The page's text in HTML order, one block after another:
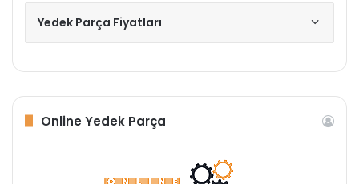
Yedek Parça Fiyatları
Online Yedek Parça